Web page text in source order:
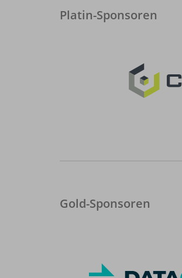
Platin-Sponsoren
Gold-Sponsoren